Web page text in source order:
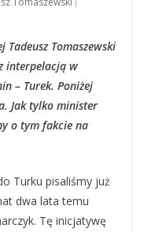
Tadeusz Tomaszewski
interpelacją w
– Turek. Poniżej
Jak tylko minister
o tym fakcie na
Turku pisaliśmy już
dwa lata temu
Tę inicjatywę